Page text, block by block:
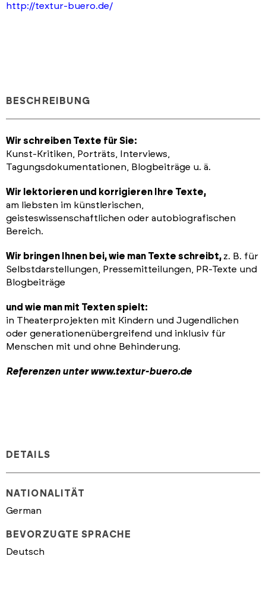
http://textur-buero.de/
BESCHREIBUNG
Wir schreiben Texte für Sie:
Kunst-Kritiken, Porträts, Interviews,
Tagungsdokumentationen, Blogbeiträge u. ä.
Wir lektorieren und korrigieren Ihre Texte,
am liebsten im künstlerischen,
geisteswissenschaftlichen oder autobiografischen
Bereich.
Wir bringen Ihnen bei, wie man Texte schreibt, z. B. für
Selbstdarstellungen, Pressemitteilungen, PR-Texte und
Blogbeiträge
und wie man mit Texten spielt:
in Theaterprojekten mit Kindern und Jugendlichen
oder generationenübergreifend und inklusiv für
Menschen mit und ohne Behinderung.
Referenzen unter www.textur-buero.de
DETAILS
NATIONALITÄT
German
BEVORZUGTE SPRACHE
Deutsch